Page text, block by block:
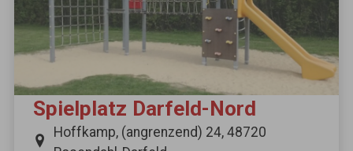
Spielplatz Darfeld-Nord
Hoffkamp, (angrenzend) 24, 48720